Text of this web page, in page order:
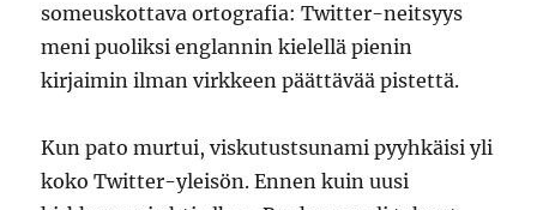
someuskottava ortografia: Twitter-neitsyys
meni puoliksi englannin kielellä pienin
kirjaimin ilman virkkeen päättävää pistettä.
Kun pato murtui, viskutustsunami pyyhkäisi yli
koko Twitter-yleisön. Ennen kuin uusi